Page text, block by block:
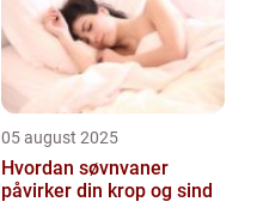
05 august 2025
Hvordan søvnvaner
påvirker din krop og sind